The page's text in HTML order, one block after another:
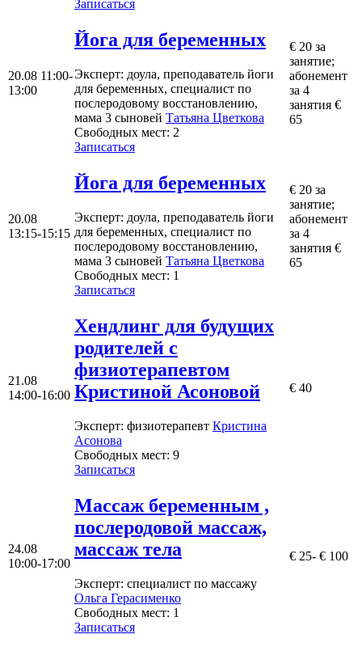
Записаться
20.08 11:00-
13:00
Йога для беременных
Эксперт: доула, преподаватель йоги
для беременных, специалист по
послеродовому восстановлению,
мама 3 сыновей Татьяна Цветкова
Свободных мест: 2
Записаться
€ 20 за
занятие;
абонемент
за 4
занятия €
65
20.08
13:15-15:15
Йога для беременных
Эксперт: доула, преподаватель йоги
для беременных, специалист по
послеродовому восстановлению,
мама 3 сыновей Татьяна Цветкова
Свободных мест: 1
Записаться
€ 20 за
занятие;
абонемент
за 4
занятия €
65
21.08
14:00-16:00
Хендлинг для будущих
родителей с
физиотерапевтом
Кристиной Асоновой
Эксперт: физиотерапевт Кристина
Асонова
Свободных мест: 9
Записаться
€ 40
24.08
10:00-17:00
Mассаж беременным ,
послеродовой массаж,
массаж тела
Эксперт: специалист по массажу
Ольгa Герасименко
Свободных мест: 1
Записаться
€ 25- € 100